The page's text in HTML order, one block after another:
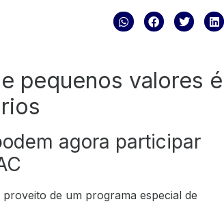
pequenos valores é
agora participar
de um programa especial de